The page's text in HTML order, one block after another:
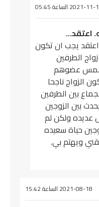
11-13 الساعة 05:45
اعتقد…
يجب ان تكون
الطرفين
بلمس عضوهم
الزواج ناجحا
بين الطرفين
بين الزوجين
عديده ولكن لم
حياة سعيده
ويهتم بي.
2021-08-18 الساعة 15:42